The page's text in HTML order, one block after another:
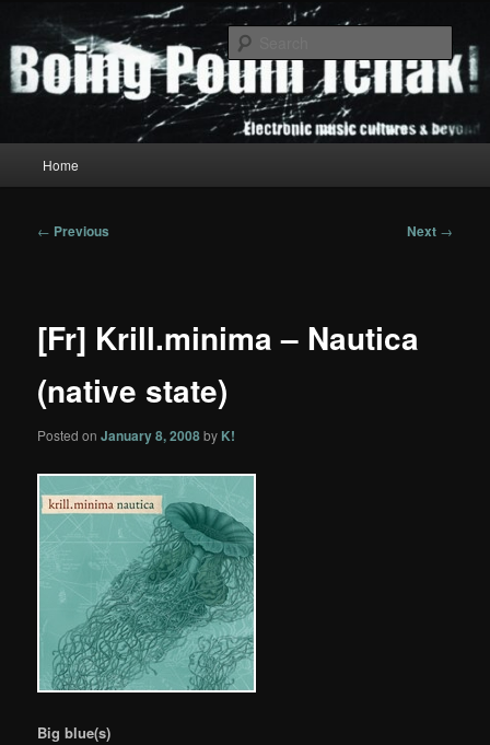
primary
contentBoing Poum Tchak!
Home
Post
← Previous Next →
[Fr] Krill.minima – Nautica
(native state)
Posted onJanuary 8, 2008by K!
Big blue(s)